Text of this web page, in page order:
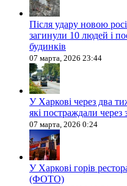
Після удару новою
загинули 10 людей і
будинків
07 марта, 2026 23:44
У Харкові через два
які постраждали через
07 марта, 2026 0:24
У Харкові горів
(ФОТО)